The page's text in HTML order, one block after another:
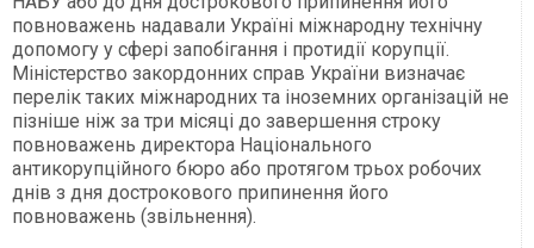
повноважень надавали Україні міжнародну технічну
допомогу у сфері запобігання і протидії корупції.
Міністерство закордонних справ України визначає
перелік таких міжнародних та іноземних організацій не
пізніше ніж за три місяці до завершення строку
повноважень директора Національного
антикорупційного бюро або протягом трьох робочих
днів з дня дострокового припинення його
повноважень (звільнення).